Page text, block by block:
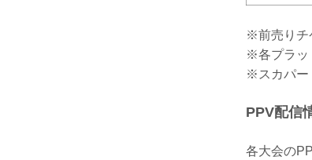
※前売りチ
※各プラッ
※スカパー
PPV配信
各大会の